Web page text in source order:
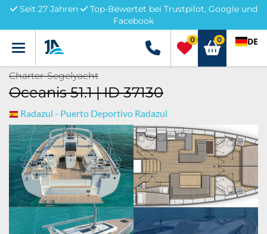
Seit 27 Jahren
Top-Bewertet bei Trustpilot, Google und
Facebook
Menü +49 5741 3222690
0 0 DE
Charter-Segelyacht
Oceanis 51.1 | ID 37130
Radazul - Puerto Deportivo Radazul